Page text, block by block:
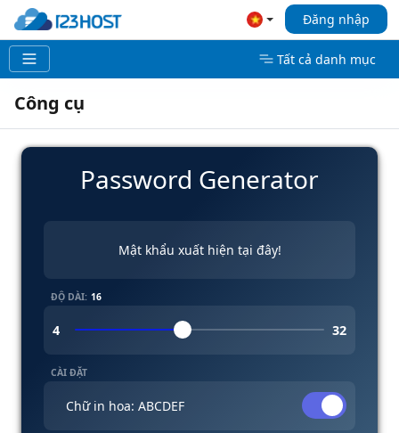
Đăng nhập
Tất cả danh mục
Công cụ
Password Generator
Mật khẩu xuất hiện tại đây!
ĐỘ DÀI:
CÀI ĐẶT
Chữ in hoa: ABCDEF